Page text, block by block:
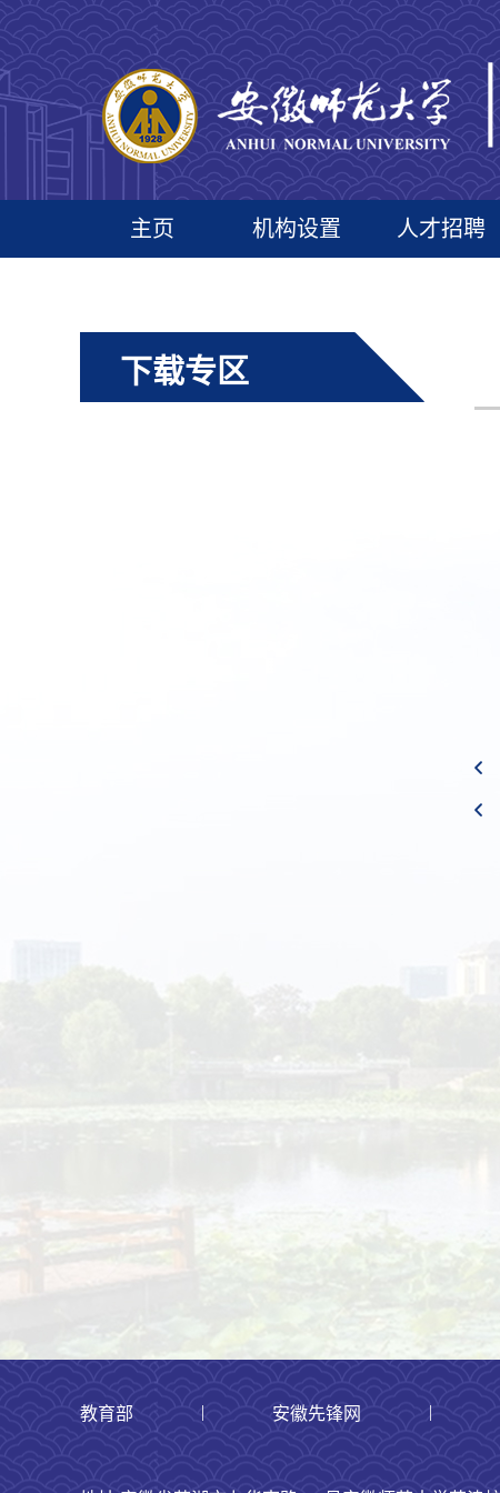
主页 机构设置 人才招聘
下载专区
教育部 | 安徽先锋网 |